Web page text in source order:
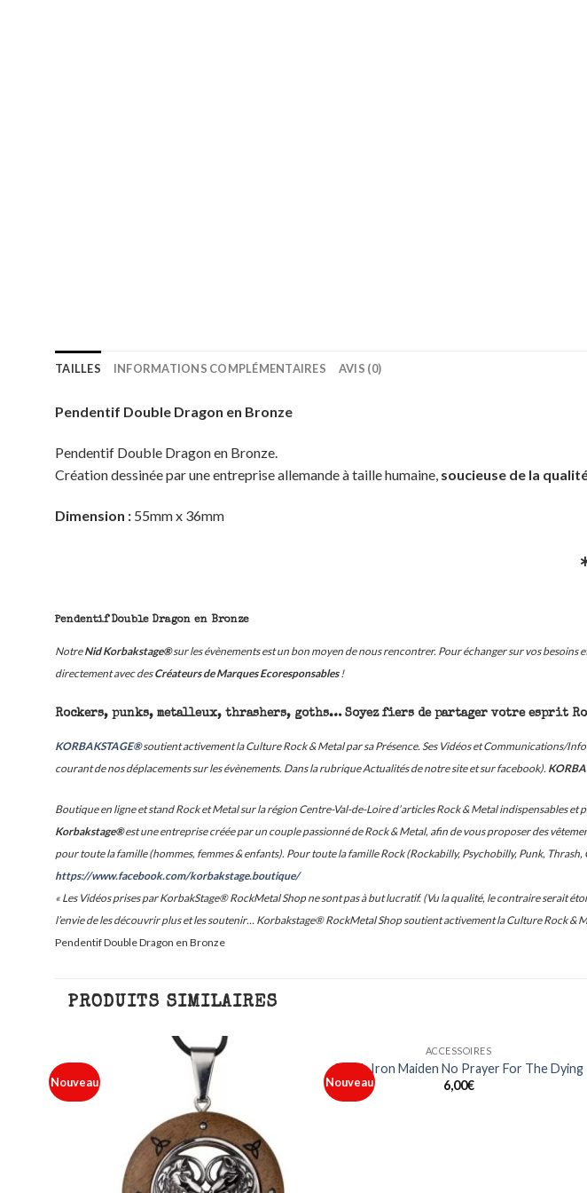
TAILLES INFORMATIONS COMPLÉMENTAIRES AVIS (0)
Pendentif Double Dragon en Bronze
Pendentif Double Dragon en Bronze.
Création dessinée par une entreprise allemande à taille humaine, soucieuse de la
Dimension : 55mm x 36mm
Pendentif Double Dragon en Bronze
NotreNid Korbakstage®sur les évènements est un bon moyen de nous rencontrer. Pour échanger sur vos besoins
directement avec desCréateurs de Marques Ecoresponsables!
Rockers, punks, metalleux, thrashers, goths… Soyez fiers de partager votre esprit
KORBAKSTAGE®soutient activement la Culture Rock & Metal par sa Présence. Ses Vidéos et Communications/
courant de nos déplacements sur les évènements. Dans la rubrique Actualités de notre site et sur facebook).
Boutique en ligne et stand Rock et Metal sur la région Centre-Val-de-Loire d’articles Rock & Metal indispensables et
Korbakstage®est une entreprise créée par un couple passionné de Rock & Metal, afin de vous proposer des
pour toute la famille (hommes, femmes & enfants). Pour toute la famille Rock (Rockabilly, Psychobilly, Punk,
https://www.facebook.com/korbakstage.boutique/
« Les Vidéos prises par KorbakStage® RockMetal Shop ne sont pas à but lucratif. (Vu la qualité, le contraire serait
l’envie de les découvrir plus et les soutenir… Korbakstage® RockMetal Shop soutient activement la Culture Rock &
Pendentif Double Dragon en Bronze
PRODUITS SIMILAIRES
Nouveau Nouveau
ACCESSOIRES
Patch Iron Maiden No Prayer For The Dying
6,00€